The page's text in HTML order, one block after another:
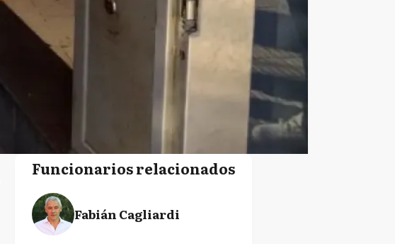
Funcionarios relacionados
Fabián Cagliardi